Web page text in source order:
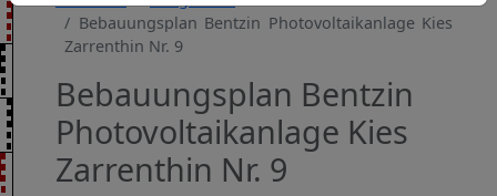
Bebauungsplan Bentzin Photovoltaikanlage Kies
Zarrenthin Nr. 9
Bebauungsplan Bentzin
Photovoltaikanlage Kies
Zarrenthin Nr. 9